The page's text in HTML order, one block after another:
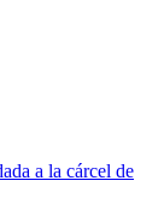
a la cárcel de